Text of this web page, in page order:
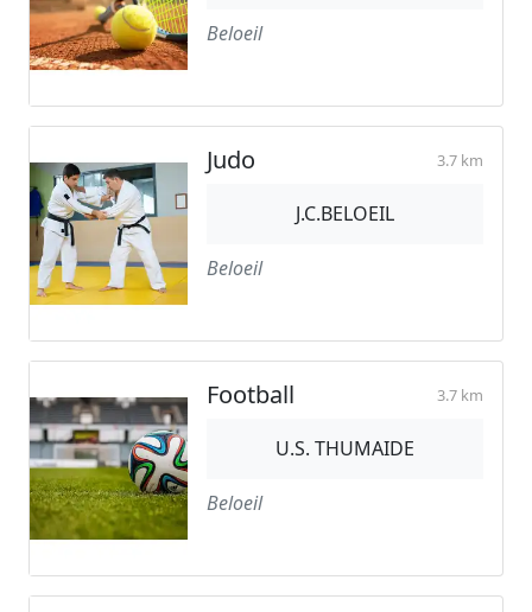
Beloeil
Judo 3.7 km
J.C.BELOEIL
Beloeil
Football 3.7 km
U.S. THUMAIDE
Beloeil